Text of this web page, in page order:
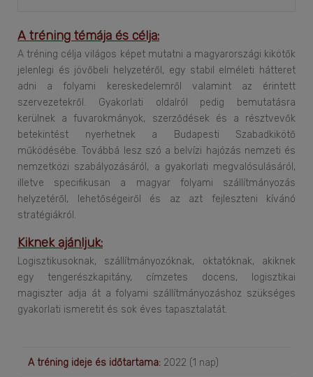
A tréning témája és célja:
A tréning célja világos képet mutatni a magyarországi kikötők
jelenlegi és jövőbeli helyzetéről, egy stabil elméleti hátteret
adni a folyami kereskedelemről valamint az érintett
szervezetekről. Gyakorlati oldalról pedig bemutatásra
kerülnek a fuvarokmányok, szerződések és a résztvevők
betekintést nyerhetnek a Budapesti Szabadkikötő
működésébe. Továbbá lesz szó a belvízi hajózás nemzeti és
nemzetközi szabályozásáról, a gyakorlati megvalósulásáról,
illetve specifikusan a magyar folyami szállítmányozás
helyzetéről, lehetőségeiről és az azt fejleszteni kívánó
stratégiákról.
Kiknek ajánljuk:
Logisztikusoknak, szállítmányozóknak, oktatóknak, akiknek
egy tengerészkapitány, címzetes docens, logisztikai
magiszter adja át a folyami szállítmányozáshoz szükséges
gyakorlati ismeretit és sok éves tapasztalatát.
A tréning ideje és időtartama: 2022 (1 nap)